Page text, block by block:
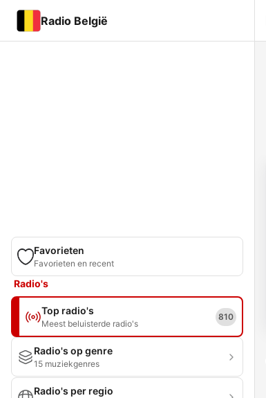
Radio België
Favorieten
Favorieten en recent
Radio's
Top radio's
Meest beluisterde radio's
810
Radio's op genre
15 muziekgenres
Radio's per regio